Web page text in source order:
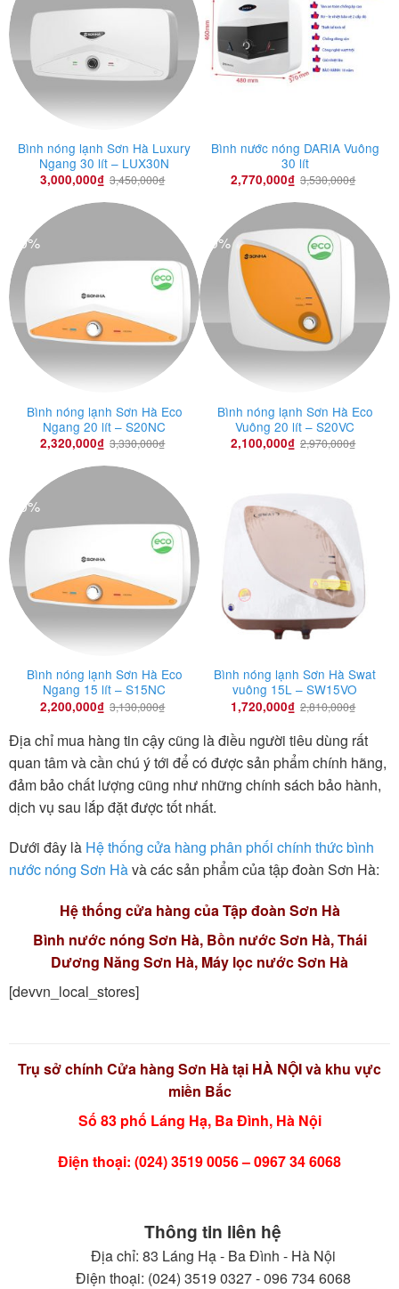
Bình nóng lạnh Sơn Hà Luxury
Ngang 30 lít – LUX30N
3,000,000₫ 3,450,000₫
Bình nước nóng DARIA Vuông
30 lít
2,770,000₫ 3,530,000₫
-30%
Bình nóng lạnh Sơn Hà Eco
Ngang 20 lít – S20NC
2,320,000₫ 3,330,000₫
-29%
Bình nóng lạnh Sơn Hà Eco
Vuông 20 lít – S20VC
2,100,000₫ 2,970,000₫
-30%
Bình nóng lạnh Sơn Hà Eco
Ngang 15 lít – S15NC
2,200,000₫ 3,130,000₫
Bình nóng lạnh Sơn Hà Swat
vuông 15L – SW15VO
1,720,000₫ 2,810,000₫
Địa chỉ mua hàng tin cậy cũng là điều người tiêu dùng rất
quan tâm và cần chú ý tới để có được sản phẩm chính hãng,
đảm bảo chất lượng cũng như những chính sách bảo hành,
dịch vụ sau lắp đặt được tốt nhất.
Dưới đây là Hệ thống cửa hàng phân phối chính thức bình
nước nóng Sơn Hàvà các sản phẩm của tập đoàn Sơn Hà:
Hệ thống cửa hàng của Tập đoàn Sơn Hà
Bình nước nóng Sơn Hà, Bồn nước Sơn Hà, Thái
Dương Năng Sơn Hà, Máy lọc nước Sơn Hà
[devvn_local_stores]
Trụ sở chính Cửa hàng Sơn Hà tại HÀ NỘI và khu vực
miền Bắc
Số 83 phố Láng Hạ, Ba Đình, Hà Nội
Điện thoại: (024) 3519 0056 – 0967 34 6068
Thông tin liên hệ
Địa chỉ: 83 Láng Hạ - Ba Đình - Hà Nội
Điện thoại: (024) 3519 0327 - 096 734 6068